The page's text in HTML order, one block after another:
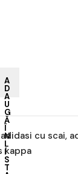
A
D
A
U
G
Ă
Î
N
L
I
S
T
adidasi cu scai,
kappa